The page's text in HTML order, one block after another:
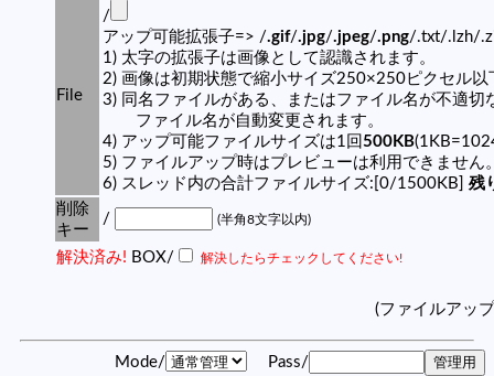
File
/
アップ可能拡張子=> /.gif/.jpg/.jpeg/.png/.txt/.lzh/
1) 太字の拡張子は画像として認識されます。
2) 画像は初期状態で縮小サイズ250×250ピクセル以
3) 同名ファイルがある、またはファイル名が不適切
ファイル名が自動変更されます。
4) アップ可能ファイルサイズは1回500KB
5) ファイルアップ時はプレビューは利用できません
6) スレッド内の合計ファイルサイズ:[0/1500KB] 残
削除
キー
/ (半角8文字以内)
解決済み! BOX/ 解決したらチェックしてください!
(ファイルアッ
Mode/ Pass/